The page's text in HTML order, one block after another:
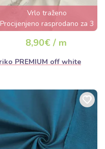
Vrlo traženo
Procijenjeno rasprodano za 3
dana
8,90€ / m
PREMIUM off white